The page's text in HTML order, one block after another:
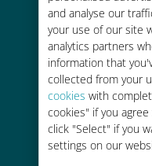
and analyse our
your use of our site
analytics partners
information that
collected from your
cookies with
cookies" if you
click "Select" if you
settings on our
간
Wi-Fi나 남은